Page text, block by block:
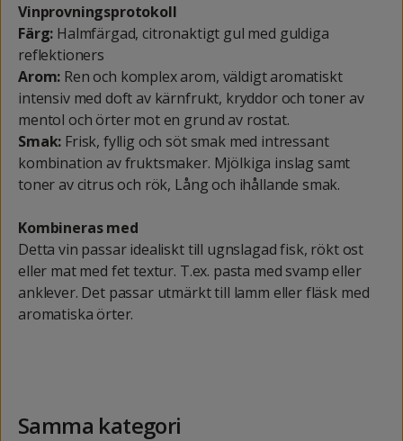
Vinprovningsprotokoll
Färg: Halmfärgad, citronaktigt gul med guldiga
reflektioners
Arom: Ren och komplex arom, väldigt aromatiskt
intensiv med doft av kärnfrukt, kryddor och toner av
mentol och örter mot en grund av rostat.
Smak: Frisk, fyllig och söt smak med intressant
kombination av fruktsmaker. Mjölkiga inslag samt
toner av citrus och rök, Lång och ihållande smak.
Kombineras med
Detta vin passar idealiskt till ugnslagad fisk, rökt ost
eller mat med fet textur. T.ex. pasta med svamp eller
anklever. Det passar utmärkt till lamm eller fläsk med
aromatiska örter.
Samma kategori